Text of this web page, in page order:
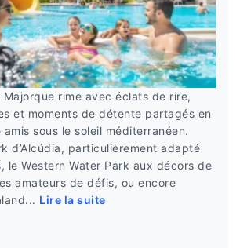
rime avec éclats de rire,
et moments de détente partagés en
sous le soleil méditerranéen.
d’Alcúdia, particulièrement adapté
le Western Water Park aux décors de
amateurs de défis, ou encore
Lire la suite